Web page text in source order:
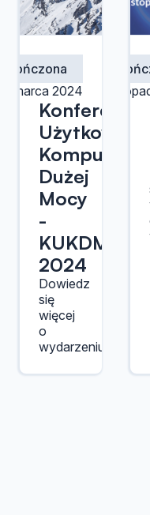
Zakończona
13 marca 2024
Konferencja
Dużej
Mocy
-
KUKDM
2024
Dowiedz
się
więcej
o
wydarzeniu.
20